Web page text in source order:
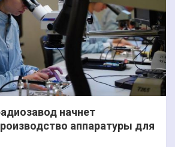
начнет
аппаратуры для